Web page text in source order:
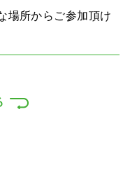
場所からご参加頂け